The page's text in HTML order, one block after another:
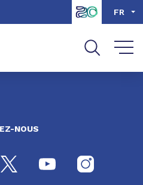
FR
NOUS